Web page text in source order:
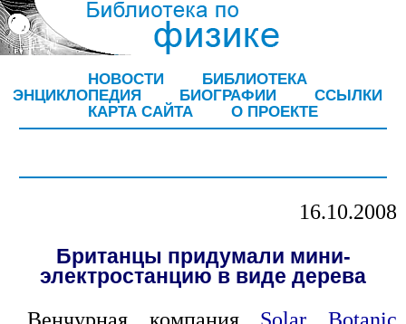
НОВОСТИ
БИБЛИОТЕКА
ЭНЦИКЛОПЕДИЯ
БИОГРАФИИ
ССЫЛКИ
КАРТА САЙТА
О ПРОЕКТЕ
16.10.2008
Британцы придумали мини-
электростанцию в виде дерева